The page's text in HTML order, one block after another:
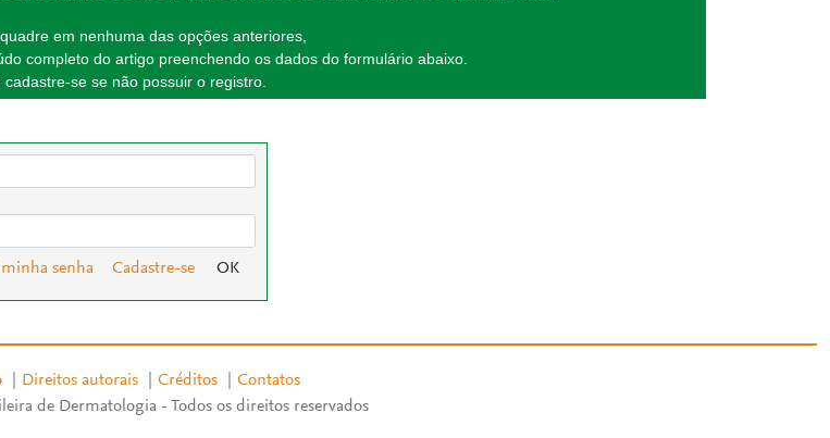
em nenhuma das opções anteriores,
completo do artigo preenchendo os dados do formulário abaixo.
cadastre-se se não possuir o registro.
minha senha Cadastre-se
Direitos autorais Créditos
Contatos
de Dermatologia - Todos os direitos reservados